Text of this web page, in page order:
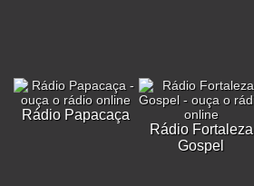
Rádio Papacaça
Rádio Fortaleza
Gospel